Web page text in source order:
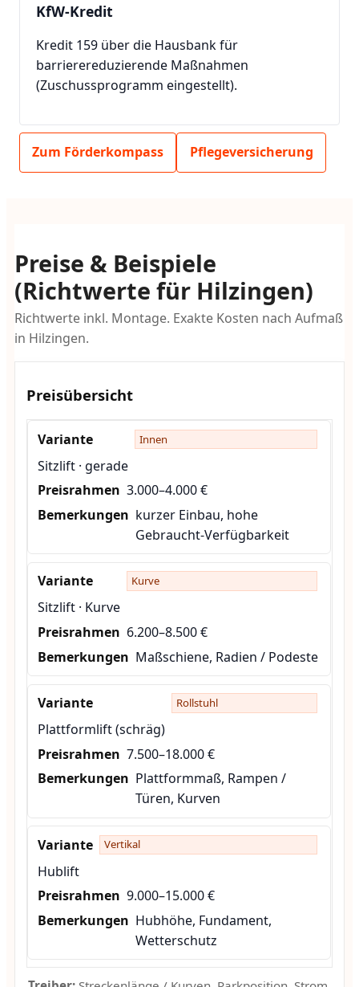
KfW-Kredit
Kredit 159 über die Hausbank für
barrierereduzierende Maßnahmen
(Zuschussprogramm eingestellt).
Zum Förderkompass Pflegeversicherung
Preise & Beispiele
(Richtwerte für Hilzingen)
Richtwerte inkl. Montage. Exakte Kosten nach Aufmaß
in Hilzingen.
Preisübersicht
Innen
Sitzlift · gerade
3.000–4.000 €
kurzer Einbau, hohe
Gebraucht-Verfügbarkeit
Kurve
Sitzlift · Kurve
6.200–8.500 €
Maßschiene, Radien / Podeste
Rollstuhl
Plattformlift (schräg)
7.500–18.000 €
Plattformmaß, Rampen /
Türen, Kurven
Vertikal
Hublift
9.000–15.000 €
Hubhöhe, Fundament,
Wetterschutz